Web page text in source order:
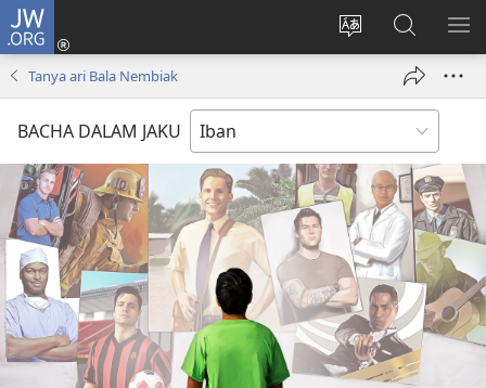
JW.ORG
Tukar
ba
web
Log
Masuk
window)
Giga
JW.ORG
Tanya ari Bala Nembiak
BACHA DALAM JAKU